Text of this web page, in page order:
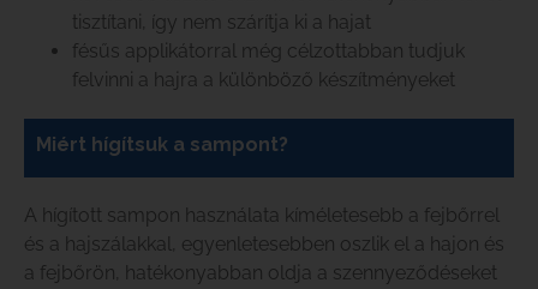
tisztítani, így nem szárítja ki a hajat
fésűs applikátorral még célzottabban tudjuk
felvinni a hajra a különböző készítményeket
Miért hígítsuk a sampont?
A hígított sampon használata kíméletesebb a fejbőrrel
és a hajszálakkal, egyenletesebben oszlik el a hajon és
a fejbőrön, hatékonyabban oldja a szennyeződéseket